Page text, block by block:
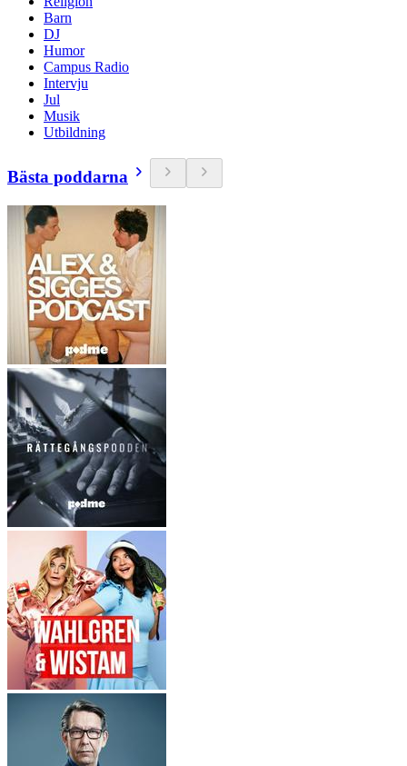
Barn
DJ
Humor
Campus Radio
Intervju
Jul
Musik
Utbildning
Bästa poddarna